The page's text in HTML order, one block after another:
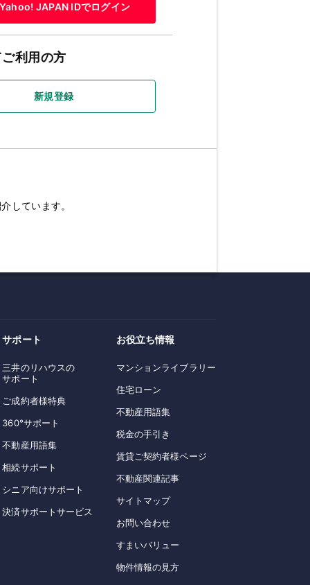
Yahoo! JAPAN IDでログイン
利用の方
新規登録
しています。
サポート
三井のリハウスの
サポート
ご成約者様特典
360°サポート
不動産用語集
相続サポート
シニア向けサポート
決済サポートサービス
お役立ち情報
マンションライブラリー
住宅ローン
不動産用語集
税金の手引き
賃貸ご契約者様ページ
不動産関連記事
サイトマップ
お問い合わせ
すまいバリュー
物件情報の見方